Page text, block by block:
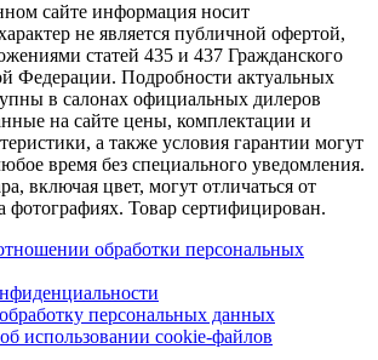
сайте информация носит
не является публичной офертой,
статей 435 и 437 Гражданского
Федерации. Подробности актуальных
в салонах официальных дилеров
на сайте цены, комплектации и
а также условия гарантии могут
время без специального уведомления.
включая цвет, могут отличаться от
фотографиях. Товар сертифицирован.
обработки персональных
персональных данных
использовании cookie-файлов